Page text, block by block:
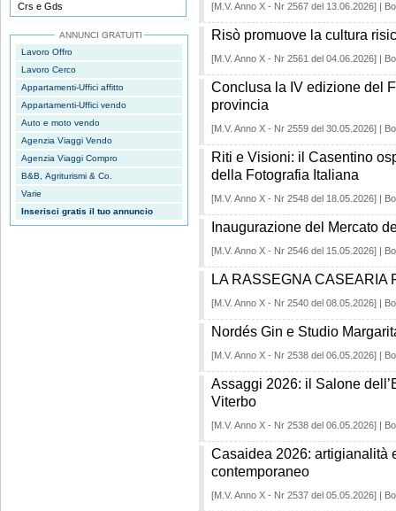
Crs e Gds
ANNUNCI GRATUITI
Lavoro Offro
Lavoro Cerco
Appartamenti-Uffici affitto
Appartamenti-Uffici vendo
Auto e moto vendo
Agenzia Viaggi Vendo
Agenzia Viaggi Compro
B&B, Agriturismi & Co.
Varie
Inserisci gratis il tuo annuncio
[M.V. Anno X - Nr 2567 del 13.06.2026] |
Risò promuove la cultura
[M.V. Anno X - Nr 2561 del 04.06.2026] |
Conclusa la IV edizione del
provincia
[M.V. Anno X - Nr 2559 del 30.05.2026] |
Riti e Visioni: il Casentino
della Fotografia Italiana
[M.V. Anno X - Nr 2548 del 18.05.2026] |
Inaugurazione del Mercato
[M.V. Anno X - Nr 2546 del 15.05.2026] |
LA RASSEGNA CASEARIA
[M.V. Anno X - Nr 2540 del 08.05.2026] |
Nordés Gin e Studio
[M.V. Anno X - Nr 2538 del 06.05.2026] |
Assaggi 2026: il Salone
Viterbo
[M.V. Anno X - Nr 2538 del 06.05.2026] |
Casaidea 2026: artigianalità
contemporaneo
[M.V. Anno X - Nr 2537 del 05.05.2026] |